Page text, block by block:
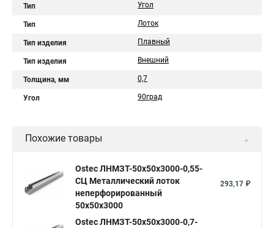
Тип Угол
Тип Лоток
Тип изделия Плавный
Тип изделия Внешний
Толщина, мм 0,7
Угол 90град
Похожие товары
Ostec ЛНМЗТ-50х50х3000-0,55-
СЦ Металлический лоток
неперфорированный
50х50х3000
293,17 ₽
Ostec ЛНМЗТ-50х50х3000-0,7-